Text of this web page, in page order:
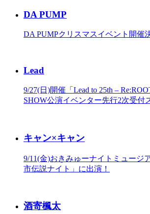
DA PUMP
DA PUMPクリスマスイベント開催
Lead
9/27(日)開催「Lead to 25th –
SHOW公演イベンター先行2次受付
キャン×キャン
9/11(金)おきみゅーナイトミュージ
市伝説ナイト」に出演！
酒寄楓太